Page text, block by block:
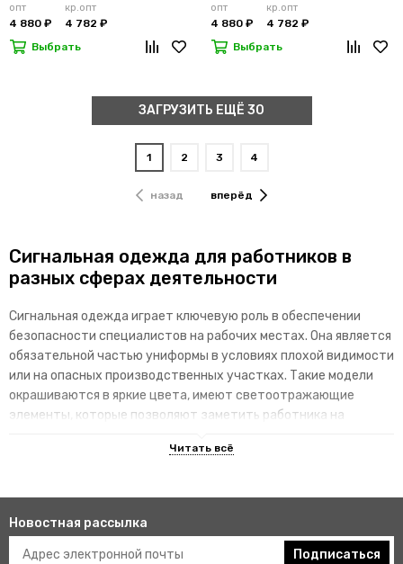
опт
4 880 ₽
кр.опт
4 782 ₽
Выбрать
опт
4 880 ₽
кр.опт
4 782 ₽
Выбрать
ЗАГРУЗИТЬ ЕЩЁ 30
назад
1 2 3 4
вперёд
Сигнальная одежда для работников в
разных сферах деятельности
Сигнальная одежда играет ключевую роль в обеспечении
безопасности специалистов на рабочих местах. Она является
обязательной частью униформы в условиях плохой видимости
или на опасных производственных участках. Такие модели
окрашиваются в яркие цвета, имеют светоотражающие
элементы, которые позволяют заметить работника на
изделий
Гарантируют улучшенную видимость человека и его
безопасность на рабочем месте. В результате этого
Новостная рассылка
Подписаться